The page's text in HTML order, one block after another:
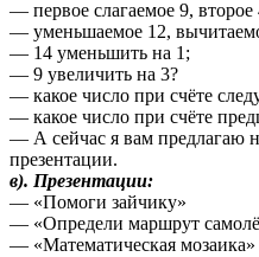
— первое слагаемое 9,
— уменьшаемое 12,
— 14 уменьшить на 1;
— 9 увеличить на 3?
— какое число при счёте
— какое число при счёте
— А сейчас я вам предлагаю
презентации.
в). Презентации:
— «Помоги зайчику»
— «Определи маршрут
— «Математическая мозаика»